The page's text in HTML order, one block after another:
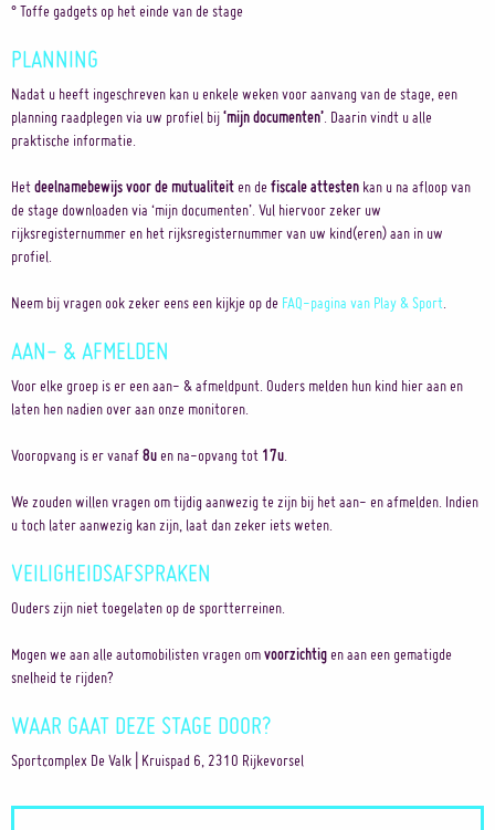
° Toffe gadgets op het einde van de stage
PLANNING
Nadat u heeft ingeschreven kan u enkele weken voor aanvang van de stage, een
planning raadplegen via uw profiel bij‘mijn documenten’. Daarin vindt u alle
praktische informatie.
Hetdeelnamebewijs voor de mutualiteit en defiscale attesten kan u na afloop van
de stage downloaden via ‘mijn documenten’. Vul hiervoor zeker uw
rijksregisternummer en het rijksregisternummer van uw kind(eren) aan in uw
profiel.
Neem bij vragen ook zeker eens een kijkje op de FAQ-pagina van Play & Sport.
AAN- & AFMELDEN
Voor elke groep is er een aan- & afmeldpunt. Ouders melden hun kind hier aan en
laten hen nadien over aan onze monitoren.
Vooropvang is er vanaf8u en na-opvang tot 17u.
We zouden willen vragen om tijdig aanwezig te zijn bij het aan- en afmelden. Indien
u toch later aanwezig kan zijn, laat dan zeker iets weten.
VEILIGHEIDSAFSPRAKEN
Ouders zijn niet toegelaten op de sportterreinen.
Mogen we aan alle automobilisten vragen omvoorzichtig en aan een gematigde
snelheid te rijden?
WAAR GAAT DEZE STAGE DOOR?
Sportcomplex De Valk | Kruispad 6, 2310 Rijkevorsel